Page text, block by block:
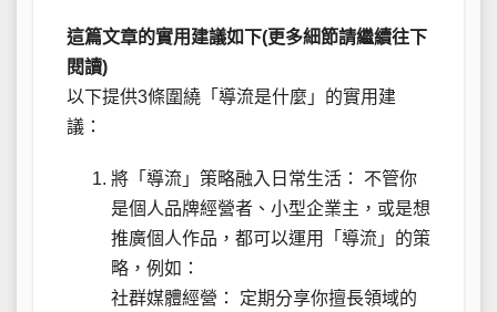
這篇文章的實用建議如下(更多細節請繼續往下
閱讀)
以下提供3條圍繞「導流是什麼」的實用建
議：
將「導流」策略融入日常生活： 不管你
是個人品牌經營者、小型企業主，或是想
推廣個人作品，都可以運用「導流」的策
略，例如：
社群媒體經營： 定期分享你擅長領域的